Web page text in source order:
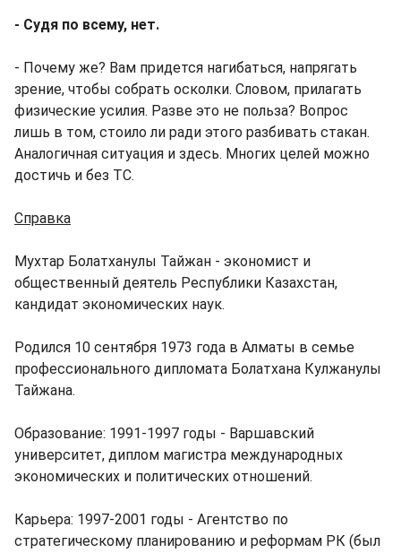
- Судя по всему, нет.
- Почему же? Вам придется нагибаться, напрягать
зрение, чтобы собрать осколки. Словом, прилагать
физические усилия. Разве это не польза? Вопрос
лишь в том, стоило ли ради этого разбивать стакан.
Аналогичная ситуация и здесь. Многих целей можно
достичь и без ТС.
Справка
Мухтар Болатханулы Тайжан - экономист и
общественный деятель Республики Казахстан,
кандидат экономических наук.
Родился 10 сентября 1973 года в Алматы в семье
профессионального дипломата Болатхана Кулжанулы
Тайжана.
Образование: 1991-1997 годы - Варшавский
университет, диплом магистра международных
экономических и политических отношений.
Карьера: 1997-2001 годы - Агентство по
стратегическому планированию и реформам РК (был